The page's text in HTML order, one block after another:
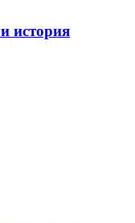
история